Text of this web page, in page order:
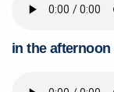
in the afternoon